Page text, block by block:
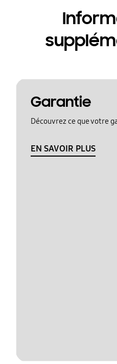
Garantie
Découvrez ce que votre
EN SAVOIR PLUS